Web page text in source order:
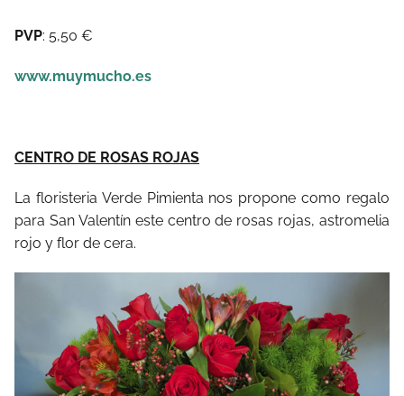
PVP: 5,50 €
www.muymucho.es
CENTRO DE ROSAS ROJAS
La floristeria Verde Pimienta nos propone como regalo
para San Valentín este centro de rosas rojas, astromelia
rojo y flor de cera.